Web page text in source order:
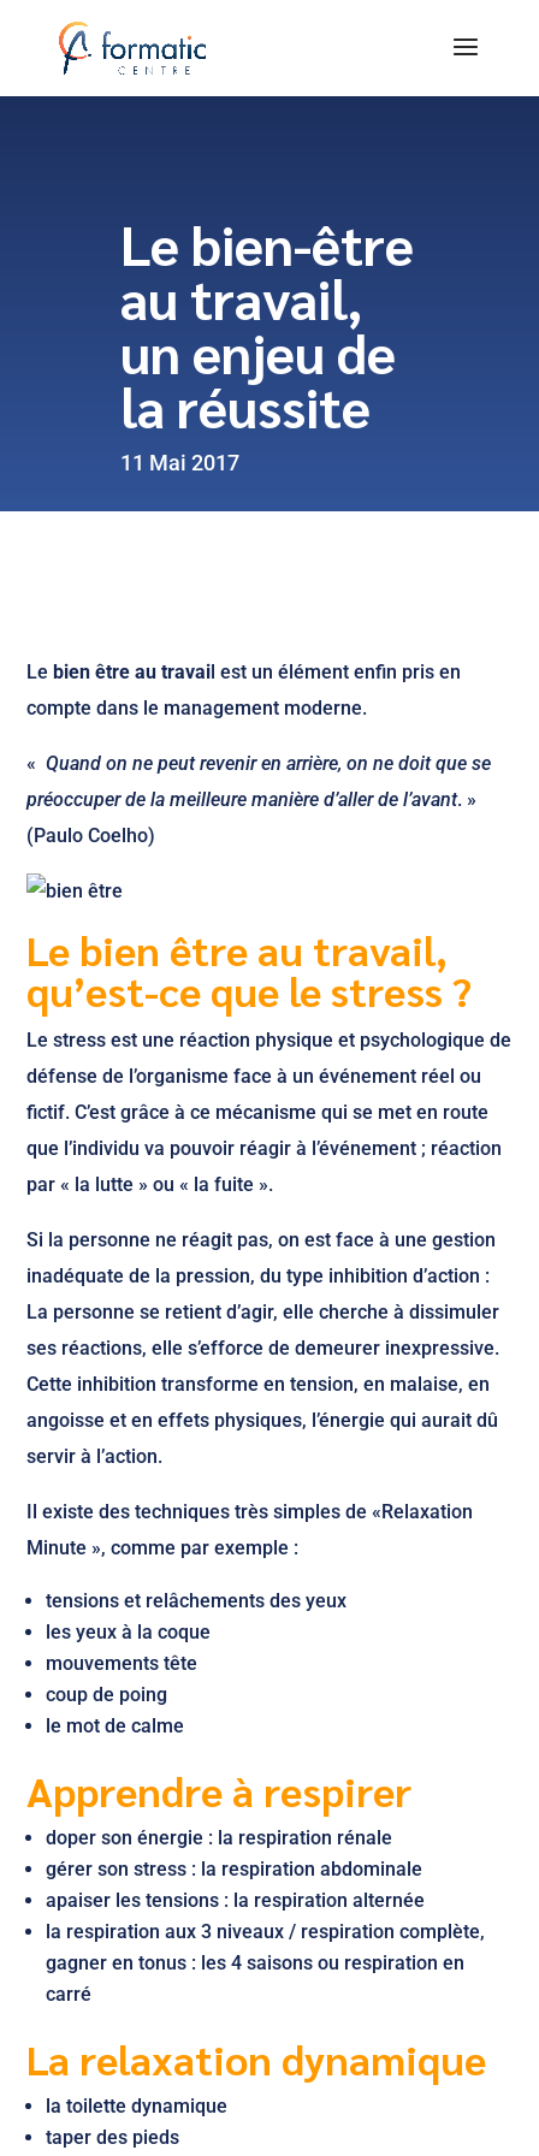
Le bien-être
au travail,
un enjeu de
la réussite
11 Mai 2017
Le bien être au travail est un élément enfin pris en
compte dans le management moderne.
«Quand on ne peut revenir en arrière, on ne doit que se
préoccuper de la meilleure manière d’aller de l’avant. »
(Paulo Coelho)
Le bien être au travail,
qu’est-ce que le stress ?
Le stress est une réaction physique et psychologique de
défense de l’organisme face à un événement réel ou
fictif. C’est grâce à ce mécanisme qui se met en route
que l’individu va pouvoir réagir à l’événement ; réaction
par « la lutte » ou « la fuite ».
Si la personne ne réagit pas, on est face à une gestion
inadéquate de la pression, du type inhibition d’action :
La personne se retient d’agir, elle cherche à dissimuler
ses réactions, elle s’efforce de demeurer inexpressive.
Cette inhibition transforme en tension, en malaise, en
angoisse et en effets physiques, l’énergie qui aurait dû
servir à l’action.
Il existe des techniques très simples de «Relaxation
Minute », comme par exemple :
tensions et relâchements des yeux
les yeux à la coque
mouvements tête
coup de poing
le mot de calme
Apprendre à respirer
doper son énergie : la respiration rénale
gérer son stress : la respiration abdominale
apaiser les tensions : la respiration alternée
la respiration aux 3 niveaux / respiration complète,
gagner en tonus : les 4 saisons ou respiration en
carré
La relaxation dynamique
la toilette dynamique
taper des pieds